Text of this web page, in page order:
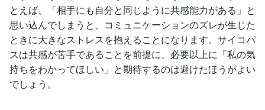
とえば、「相手にも自分と同じように共感能力がある」と
思い込んでしまうと、コミュニケーションのズレが生じた
ときに大きなストレスを抱えることになります。サイコパ
スは共感が苦手であることを前提に、必要以上に「私の気
持ちをわかってほしい」と期待するのは避けたほうがよい
でしょう。